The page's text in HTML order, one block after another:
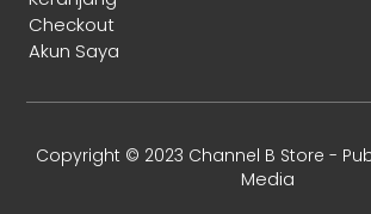
Checkout
Akun Saya
Copyright © 2023 Channel B Store -
Media